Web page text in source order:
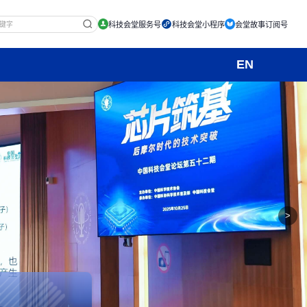
科技会堂服务号 科技会堂小程序 会堂故事订阅号
EN
>